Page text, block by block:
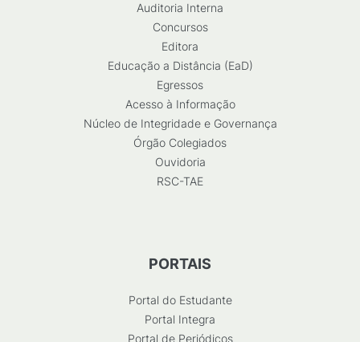
Auditoria Interna
Concursos
Editora
Educação a Distância (EaD)
Egressos
Acesso à Informação
Núcleo de Integridade e Governança
Órgão Colegiados
Ouvidoria
RSC-TAE
PORTAIS
Portal do Estudante
Portal Integra
Portal de Periódicos